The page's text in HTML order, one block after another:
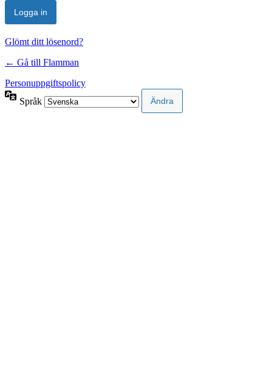
Glömt ditt lösenord?
← Gå till Flamman
Personuppgiftspolicy
Språk